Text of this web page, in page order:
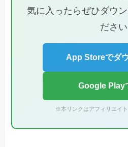
気に入ったらぜひダウ
ださい
App Storeでダ
Google Play
※本リンクはアフィリエイ